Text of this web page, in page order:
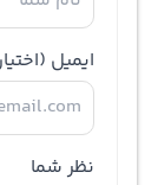
ایمیل
نظر شما